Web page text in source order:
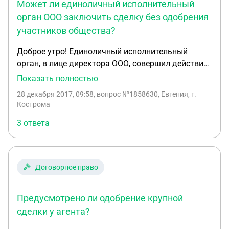
Может ли единоличный исполнительный
орган ООО заключить сделку без одобрения
участников общества?
Доброе утро! Единоличный исполнительный
орган, в лице директора ООО, совершил действия
без одобрения участников общества, (которые
именно заключил Договор оказания охранных
генеральным директором со 100% доли в
уставном капитале Общества. Является ли такая
сделка недействительной и имеет ли основания к
порядку одобрения сделок с
заинтересованностью, установленных ФЗ Об
Показать полностью
28 декабря 2017, 09:58, вопрос №1858630, Евгения, г.
Кострома
3 ответа
Договорное право
Предусмотрено ли одобрение крупной
сделки у агента?